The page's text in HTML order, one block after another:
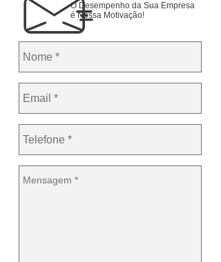
O Desempenho da Sua Empresa
é Nossa Motivação!